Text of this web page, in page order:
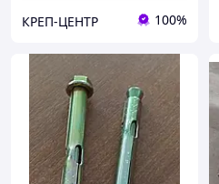
КРЕП-ЦЕНТР 100%